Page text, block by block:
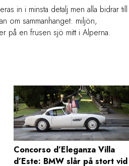
in i minsta detalj men alla bidrar till
om sammanhanget: miljön,
på en frusen sjö mitt i Alperna.
Concorso d’Eleganza Villa
d’Este: BMW slår på stort vid